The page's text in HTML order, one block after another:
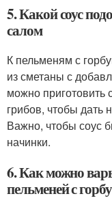
5. Какой соус
салом
К пельменям с
из сметаны с
можно приготовить
грибов, чтобы дать
Важно, чтобы соус
начинки.
6. Как можно
пельменей с